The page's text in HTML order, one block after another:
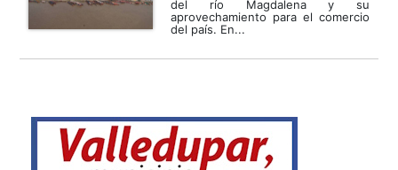
del río Magdalena y su
aprovechamiento para el comercio
del país. En...